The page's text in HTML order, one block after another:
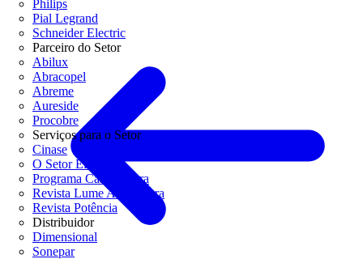
Philips
Pial Legrand
Schneider Electric
Parceiro do Setor
Abilux
Abracopel
Abreme
Aureside
Procobre
Serviços para o Setor
Cinase
O Setor Elétrico
Programa Casa Segura
Revista Lume Arquitetura
Revista Potência
Distribuidor
Dimensional
Sonepar